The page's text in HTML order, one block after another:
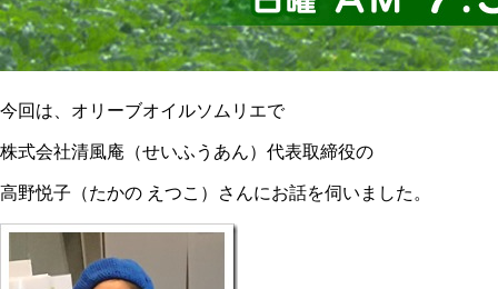
今回は、オリーブオイルソムリエで
株式会社清風庵（せいふうあん）代表取締役の
高野悦子（たかの えつこ）さんにお話を伺いました。